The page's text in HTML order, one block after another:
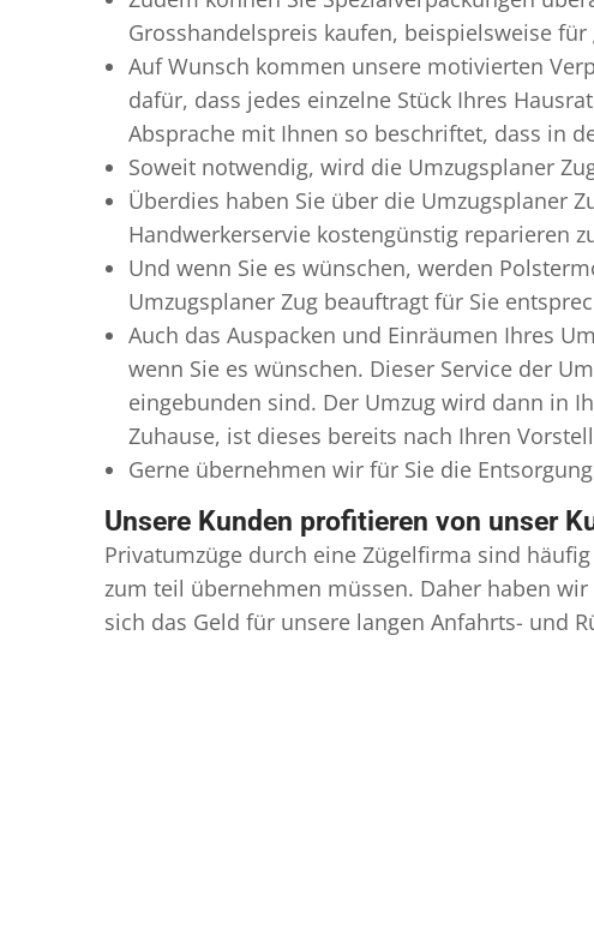
Grosshandelspreis kaufen, beispielsweise
Auf Wunsch kommen unsere motivierten
dafür, dass jedes einzelne Stück Ihres
Absprache mit Ihnen so beschriftet, dass in
Soweit notwendig, wird die Umzugsplaner
Überdies haben Sie über die Umzugsplaner
Handwerkerservie kostengünstig reparieren
Und wenn Sie es wünschen, werden
Umzugsplaner Zug beauftragt für Sie
Auch das Auspacken und Einräumen Ihres
wenn Sie es wünschen. Dieser Service der
eingebunden sind. Der Umzug wird dann in
Zuhause, ist dieses bereits nach Ihren
Gerne übernehmen wir für Sie die
Unsere Kunden profitieren von unser
Privatumzüge durch eine Zügelfirma sind
zum teil übernehmen müssen. Daher haben
sich das Geld für unsere langen Anfahrts- und